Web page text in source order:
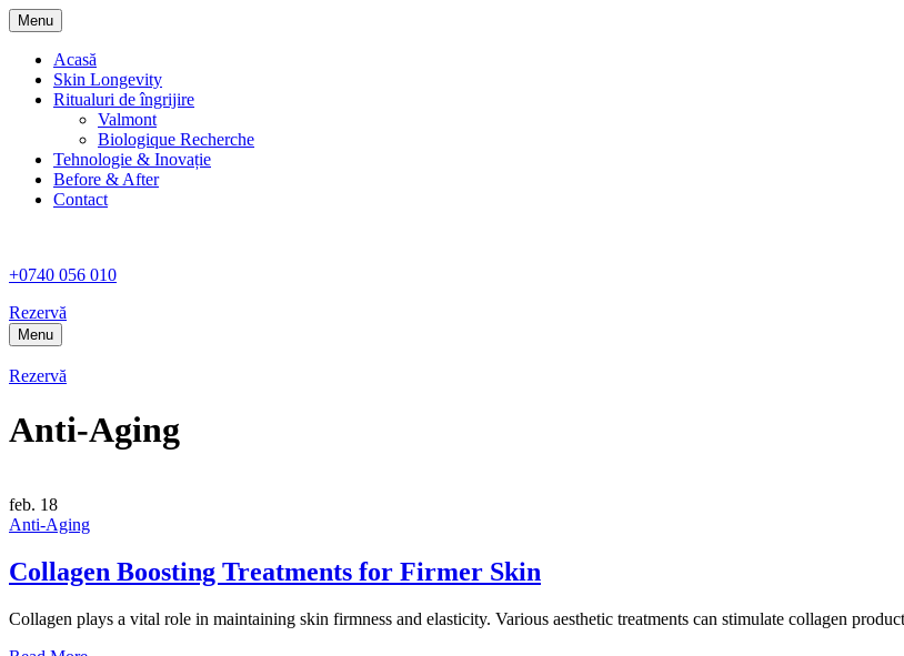
Menu
Acasă
Skin Longevity
Ritualuri de îngrijire
Valmont
Biologique Recherche
Tehnologie & Inovație
Before & After
Contact
+0740 056 010
Rezervă
Menu
Rezervă
Anti-Aging
feb. 18
Anti-Aging
Collagen Boosting Treatments for Firmer Skin
Collagen plays a vital role in maintaining skin firmness and elasticity. Various aesthetic treatments can stimulate collagen